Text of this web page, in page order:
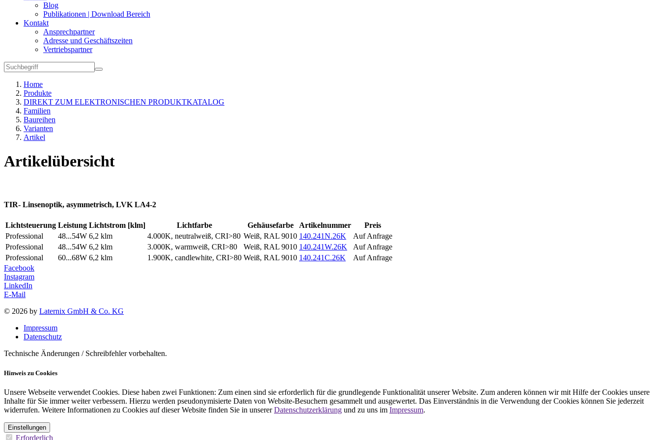
Blog
Publikationen | Download Bereich
Kontakt
Ansprechpartner
Adresse und Geschäftszeiten
Vertriebspartner
Home
Produkte
DIREKT ZUM ELEKTRONISCHEN PRODUKTKATALOG
Familien
Baureihen
Varianten
Artikel
Artikelübersicht
TIR- Linsenoptik, asymmetrisch, LVK LA4-2
Lichtsteuerung Leistung Lichtstrom [klm] Lichtfarbe Gehäusefarbe Artikelnummer
Preis
Professional
48...54W 6,2 klm 4.000K, neutralweiß, CRI>80 Weiß, RAL 9010 140.241N.26K
Auf Anfrage
Professional
48...54W 6,2 klm 3.000K, warmweiß, CRI>80 Weiß, RAL 9010 140.241W.26K
Auf Anfrage
Professional
60...68W 6,2 klm 1.900K, candlewhite, CRI>80 Weiß, RAL 9010 140.241C.26K
Auf Anfrage
Facebook
Instagram
LinkedIn
E-Mail
© 2026 by Laternix GmbH & Co. KG
Impressum
Datenschutz
Technische Änderungen / Schreibfehler vorbehalten.
Hinweis zu Cookies
Unsere Webseite verwendet Cookies. Diese haben zwei Funktionen: Zum einen sind sie erforderlich für die grundlegende Funktionalität unserer Website. Zum anderen können wir mit Hilfe der Cookies unsere
Inhalte für Sie immer weiter verbessern. Hierzu werden pseudonymisierte Daten von Website-Besuchern gesammelt und ausgewertet. Das Einverständnis in die Verwendung der Cookies können Sie jederzeit
widerrufen. Weitere Informationen zu Cookies auf dieser Website finden Sie in unsererDatenschutzerklärung und zu uns im Impressum.
Einstellungen
Erforderlich